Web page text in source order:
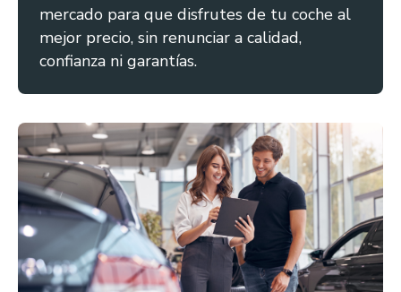
mercado para que disfrutes de tu coche al
mejor precio, sin renunciar a calidad,
confianza ni garantías.